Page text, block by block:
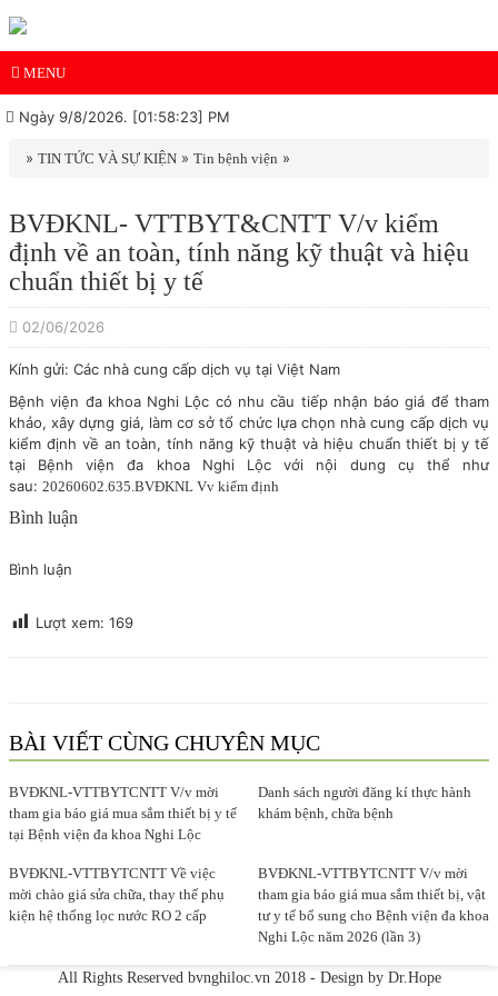
MENU
Ngày 9/8/2026. [01:58:23] PM
» TIN TỨC VÀ SỰ KIỆN » Tin bệnh viện »
BVĐKNL- VTTBYT&CNTT V/v kiểm
định về an toàn, tính năng kỹ thuật và hiệu
chuẩn thiết bị y tế
02/06/2026
Kính gửi: Các nhà cung cấp dịch vụ tại Việt Nam
Bệnh viện đa khoa Nghi Lộc có nhu cầu tiếp nhận báo giá để tham
khảo, xây dựng giá, làm cơ sở tổ chức lựa chọn nhà cung cấp dịch vụ
kiểm định về an toàn, tính năng kỹ thuật và hiệu chuẩn thiết bị y tế
tại Bệnh viện đa khoa Nghi Lộc với nội dung cụ thể như
sau: 20260602.635.BVĐKNL Vv kiểm định
Bình luận
Bình luận
Lượt xem: 169
BÀI VIẾT CÙNG CHUYÊN MỤC
BVĐKNL-VTTBYTCNTT V/v mời
tham gia báo giá mua sắm thiết bị y tế
tại Bệnh viện đa khoa Nghi Lộc
Danh sách người đăng kí thực hành
khám bệnh, chữa bệnh
BVĐKNL-VTTBYTCNTT Về việc
mời chào giá sửa chữa, thay thế phụ
kiện hệ thống lọc nước RO 2 cấp
BVĐKNL-VTTBYTCNTT V/v mời
tham gia báo giá mua sắm thiết bị, vật
tư y tế bổ sung cho Bệnh viện đa khoa
Nghi Lộc năm 2026 (lần 3)
All Rights Reserved bvnghiloc.vn2018 - Design by Dr.Hope